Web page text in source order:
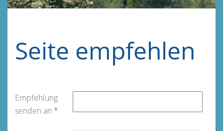
Seite empfehlen
Empfehlung
senden an *